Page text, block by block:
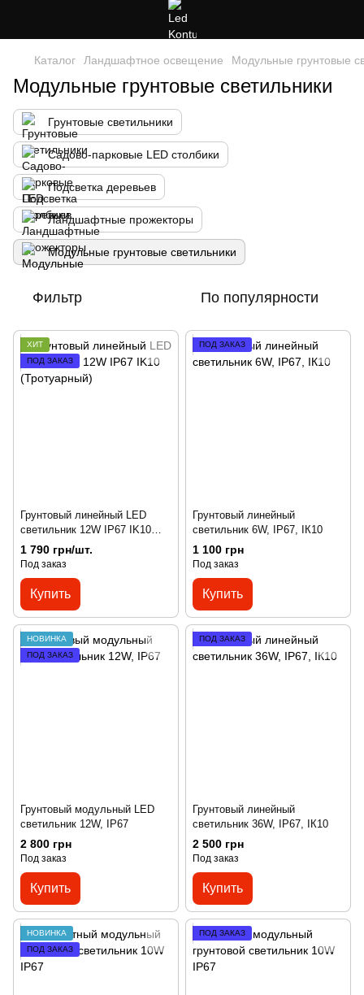
Каталог Ландшафтное освещение Модульные грунтовые
Модульные грунтовые светильники
Грунтовые светильники
Садово-парковые LED столбики
Подсветка деревьев
Ландшафтные прожекторы
Модульные грунтовые светильники
Фильтр По популярности
ХИТ
ПОД ЗАКАЗ
Грунтовый линейный LED
светильник 12W IP67 IK10
(Тротуарный)
1 790 грн/шт.
Под заказ
Купить
ПОД ЗАКАЗ
Грунтовый линейный
светильник 6W, IP67, ІК10
1 100 грн
Под заказ
Купить
НОВИНКА
ПОД ЗАКАЗ
Грунтовый модульный LED
светильник 12W, ІP67
2 800 грн
Под заказ
Купить
ПОД ЗАКАЗ
Грунтовый линейный
светильник 36W, IP67, ІК10
2 500 грн
Под заказ
Купить
НОВИНКА
ПОД ЗАКАЗ
ПОД ЗАКАЗ